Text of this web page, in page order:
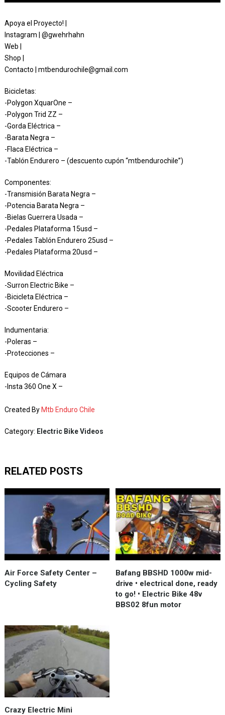
Apoya el Proyecto! |
Instagram | @gwehrhahn
Web |
Shop |
Contacto | mtbendurochile@gmail.com
Bicicletas:
-Polygon XquarOne –
-Polygon Trid ZZ –
-Gorda Eléctrica –
-Barata Negra –
-Flaca Eléctrica –
-Tablón Endurero – (descuento cupón “mtbendurochile”)
Componentes:
-Transmisión Barata Negra –
-Potencia Barata Negra –
-Bielas Guerrera Usada –
-Pedales Plataforma 15usd –
-Pedales Tablón Endurero 25usd –
-Pedales Plataforma 20usd –
Movilidad Eléctrica
-Surron Electric Bike –
-Bicicleta Eléctrica –
-Scooter Endurero –
Indumentaria:
-Poleras –
-Protecciones –
Equipos de Cámara
-Insta 360 One X –
Created By Mtb Enduro Chile
Category: Electric Bike Videos
RELATED POSTS
Air Force Safety Center –
Cycling Safety
Bafang BBSHD 1000w mid-
drive • electrical done, ready
to go! • Electric Bike 48v
BBS02 8fun motor
Crazy Electric Mini